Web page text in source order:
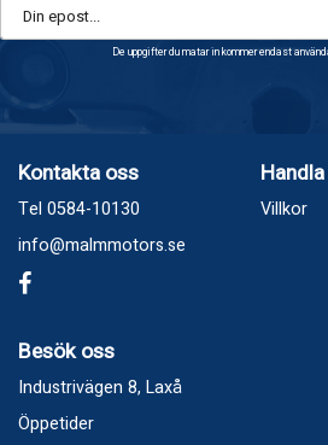
De uppgifter du matar in kommer endast
Kontakta oss
Tel 0584-10130
info@malmmotors.se
Handla
Villkor
Besök oss
Industrivägen 8, Laxå
Öppetider